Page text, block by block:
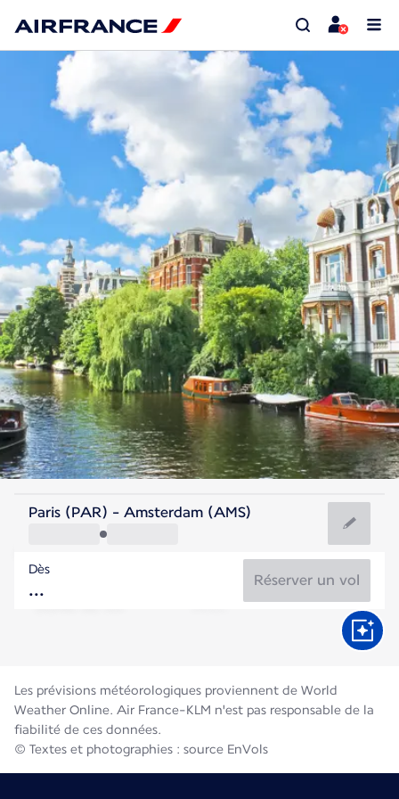
Pays Bas
Amsterdam
Pays Bas
Durée du vol
Paris (PAR) - Amsterdam (AMS)
Dès
Réserver un vol
Les prévisions météorologiques proviennent de World
Weather Online. Air France-KLM n'est pas responsable de la
fiabilité de ces données.
© Textes et photographies : source EnVols